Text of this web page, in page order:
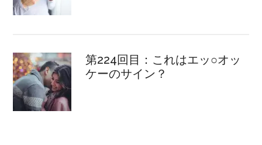
第224回目：これはエッ○オッ
ケーのサイン？